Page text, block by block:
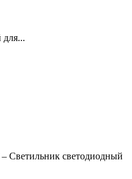
для...